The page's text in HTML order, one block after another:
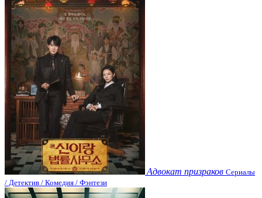
Адвокат призраков Сериалы
/ Детектив / Комедия / Фэнтези